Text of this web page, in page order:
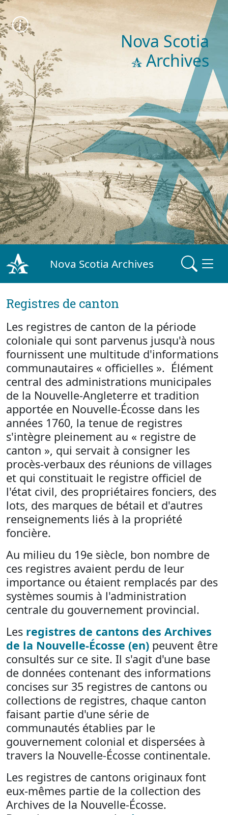
Nova Scotia
Archives
Nova Scotia Archives
Registres de canton
Les registres de canton de la période
coloniale qui sont parvenus jusqu'à nous
fournissent une multitude d'informations
communautaires « officielles ». Élément
central des administrations municipales
de la Nouvelle-Angleterre et tradition
apportée en Nouvelle-Écosse dans les
années 1760, la tenue de registres
s'intègre pleinement au « registre de
canton », qui servait à consigner les
procès-verbaux des réunions de villages
et qui constituait le registre officiel de
l'état civil, des propriétaires fonciers, des
lots, des marques de bétail et d'autres
renseignements liés à la propriété
foncière.
Au milieu du 19e siècle, bon nombre de
ces registres avaient perdu de leur
importance ou étaient remplacés par des
systèmes soumis à l'administration
centrale du gouvernement provincial.
Les registres de cantons des Archives
de la Nouvelle-Écosse (en) peuvent être
consultés sur ce site. Il s'agit d'une base
de données contenant des informations
concises sur 35 registres de cantons ou
collections de registres, chaque canton
faisant partie d'une série de
communautés établies par le
gouvernement colonial et dispersées à
travers la Nouvelle-Écosse continentale.
Les registres de cantons originaux font
eux-mêmes partie de la collection des
Archives de la Nouvelle-Écosse.